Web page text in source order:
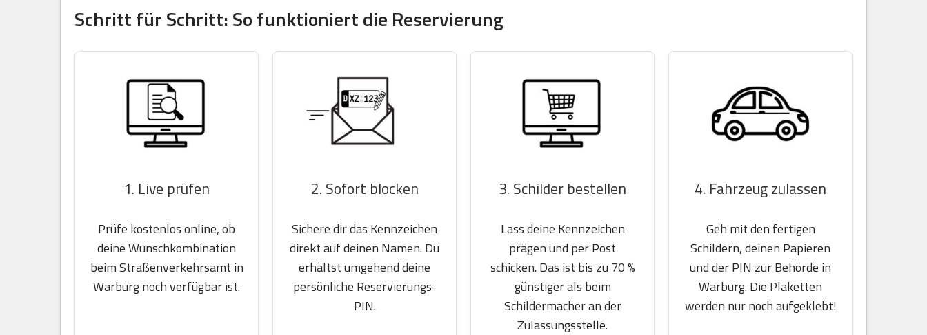
Schritt für Schritt: So funktioniert die Reservierung
1. Live prüfen
Prüfe kostenlos online, ob
deine Wunschkombination
beim Straßenverkehrsamt in
Warburg noch verfügbar ist.
2. Sofort blocken
Sichere dir das Kennzeichen
direkt auf deinen Namen. Du
erhältst umgehend deine
persönliche Reservierungs-
PIN.
3. Schilder bestellen
Lass deine Kennzeichen
prägen und per Post
schicken. Das ist bis zu 70 %
günstiger als beim
Schildermacher an der
Zulassungsstelle.
4. Fahrzeug zulassen
Geh mit den fertigen
Schildern, deinen Papieren
und der PIN zur Behörde in
Warburg. Die Plaketten
werden nur noch aufgeklebt!